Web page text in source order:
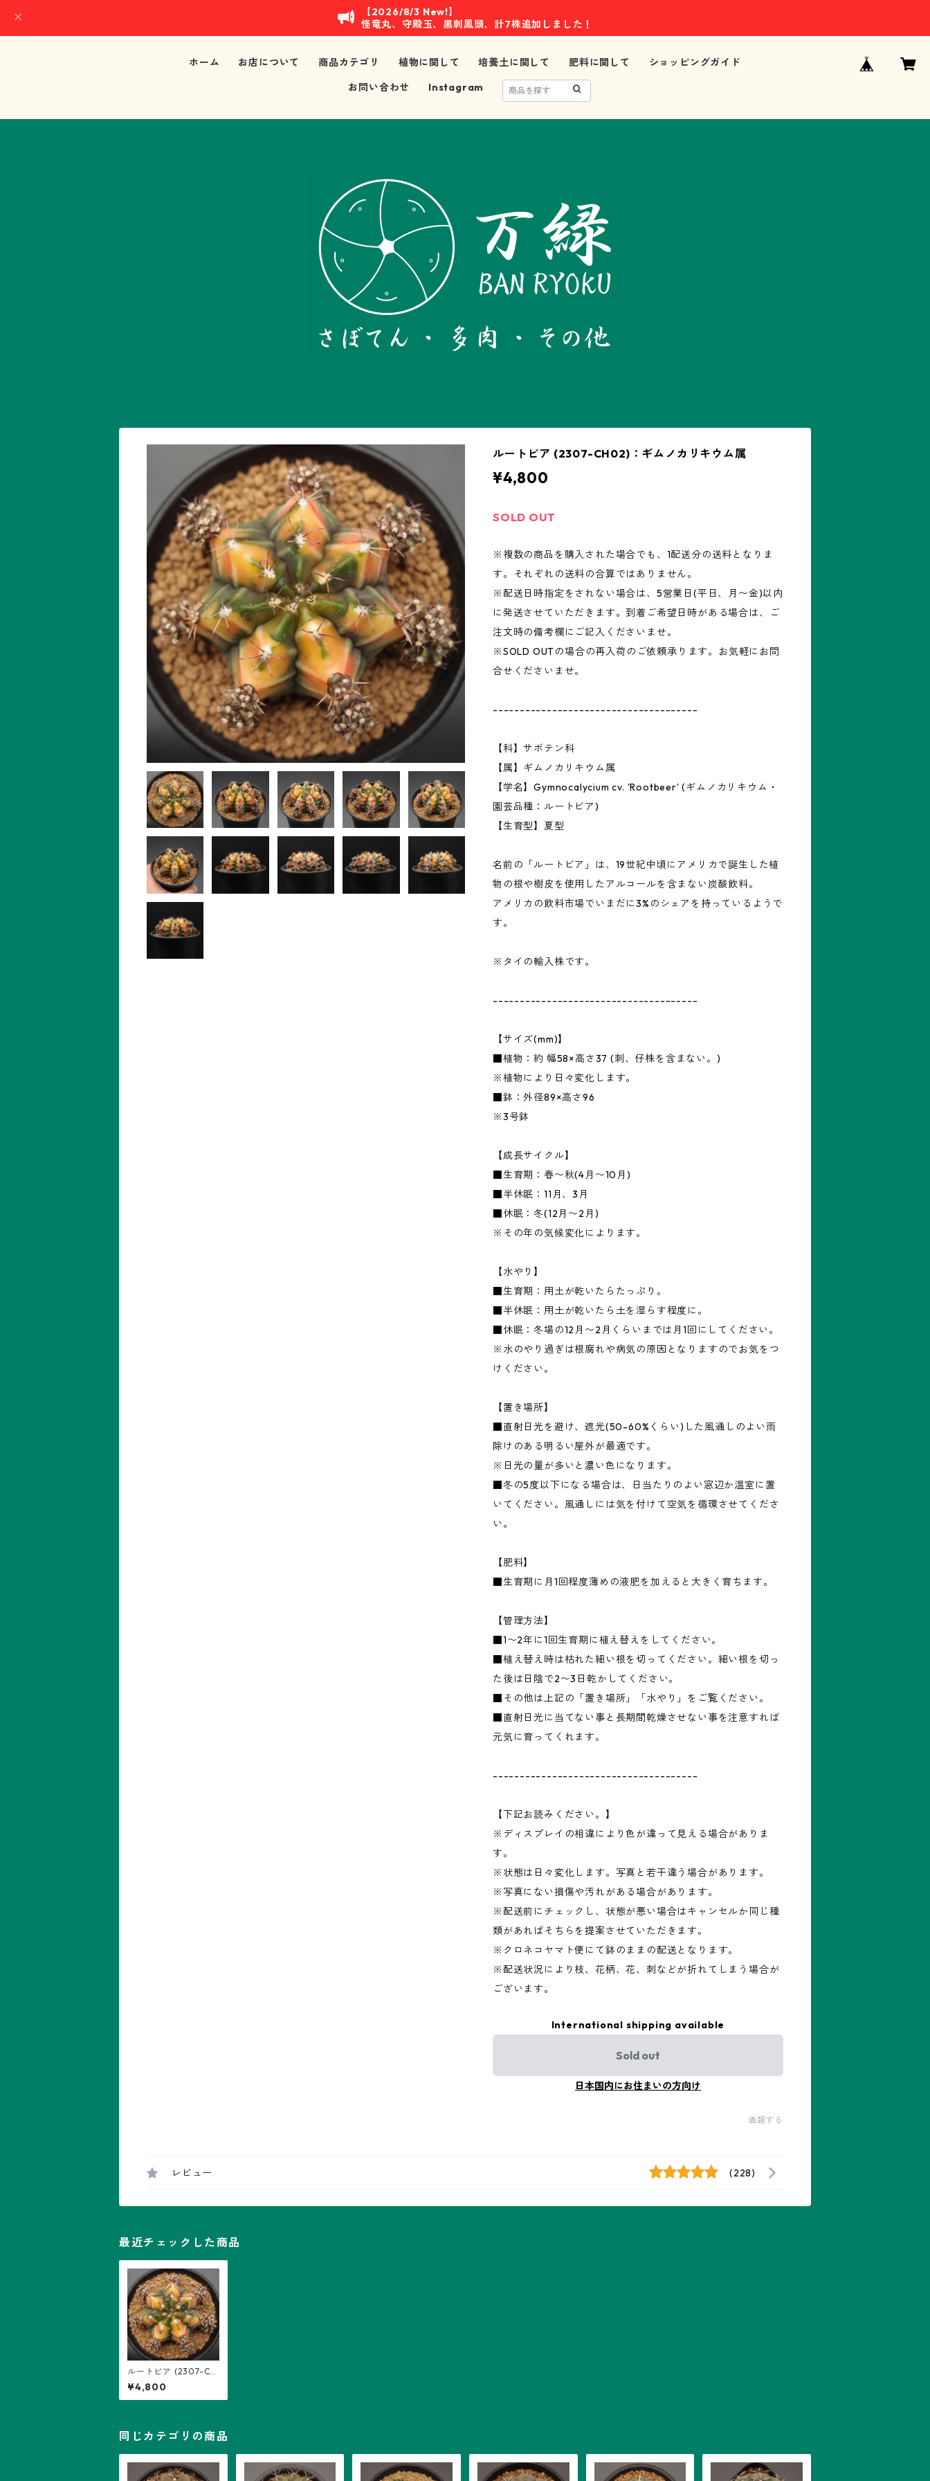
【2026/8/3 New!】
怪竜丸、守殿玉、黒刺鳳頭、計7株追加しました！
ホーム お店について 商品カテゴリ 植物に関して 培養土に関して 肥料に関して
ショッピングガイド
お問い合わせ
Instagram
ルートビア (2307-CH02)：ギムノカリキウム属
¥4,800
SOLD OUT
※複数の商品を購入された場合でも、1配送分の送料となりま
す。それぞれの送料の合算ではありません。
※配送日時指定をされない場合は、5営業日(平日、月〜金)以内
に発送させていただきます。到着ご希望日時がある場合は、ご
注文時の備考欄にご記入くださいませ。
※SOLD OUTの場合の再入荷のご依頼承ります。お気軽にお問
合せくださいませ。
--------------------------------------
【科】サボテン科
【属】ギムノカリキウム属
【学名】Gymnocalycium cv. 'Rootbeer' (ギムノカリキウム・
園芸品種：ルートビア)
【生育型】夏型
名前の「ルートビア」は、19世紀中頃にアメリカで誕生した植
物の根や樹皮を使用したアルコールを含まない炭酸飲料。
アメリカの飲料市場でいまだに3%のシェアを持っているようで
す。
※タイの輸入株です。
--------------------------------------
【サイズ(mm)】
■植物：約 幅58×高さ37 (刺、仔株を含まない。)
※植物により日々変化します。
■鉢：外径89×高さ96
※3号鉢
【成長サイクル】
■生育期：春〜秋(4月〜10月)
■半休眠：11月、3月
■休眠：冬(12月〜2月)
※その年の気候変化によります。
【水やり】
■生育期：用土が乾いたらたっぷり。
■半休眠：用土が乾いたら土を湿らす程度に。
■休眠：冬場の12月〜2月くらいまでは月1回にしてください。
※水のやり過ぎは根腐れや病気の原因となりますのでお気をつ
けください。
【置き場所】
■直射日光を避け、遮光(50-60%くらい)した風通しのよい雨
除けのある明るい屋外が最適です。
※日光の量が多いと濃い色になります。
■冬の5度以下になる場合は、日当たりのよい窓辺か温室に置
いてください。風通しには気を付けて空気を循環させてくださ
い。
【肥料】
■生育期に月1回程度薄めの液肥を加えると大きく育ちます。
【管理方法】
■1〜2年に1回生育期に植え替えをしてください。
■植え替え時は枯れた細い根を切ってください。細い根を切っ
た後は日陰で2〜3日乾かしてください。
■その他は上記の「置き場所」「水やり」をご覧ください。
■直射日光に当てない事と長期間乾燥させない事を注意すれば
元気に育ってくれます。
--------------------------------------
【下記お読みください。】
※ディスプレイの相違により色が違って見える場合がありま
す。
※状態は日々変化します。写真と若干違う場合があります。
※写真にない損傷や汚れがある場合があります。
※配送前にチェックし、状態が悪い場合はキャンセルか同じ種
類があればそちらを提案させていただきます。
※クロネコヤマト便にて鉢のままの配送となります。
※配送状況により枝、花柄、花、刺などが折れてしまう場合が
ございます。
International shipping available
Sold out
日本国内にお住まいの方向け
通報する
レビュー (228)
最近チェックした商品
ルートビア (2307-CH
02)：ギムノカリキウ
ム属
¥4,800
同じカテゴリの商品